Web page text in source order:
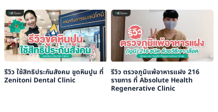
รีวิว ใช้สิทธิประกันสังคม ขูดหินปูน ที่
Zenitoni Dental Clinic
รีวิว ตรวจภูมิแพ้อาหารแฝง 216
รายการ ที่ Absolute Health
Regenerative Clinic